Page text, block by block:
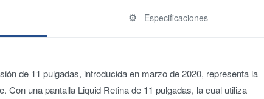
⚙️ Especificaciones
de 11 pulgadas, introducida en marzo de 2020, representa la
Con una pantalla Liquid Retina de 11 pulgadas, la cual utiliza